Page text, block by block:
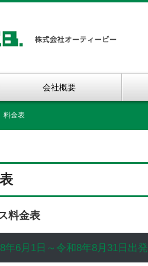
会社概要
料金表
料金表
年6月1日～令和8年8月31日出発